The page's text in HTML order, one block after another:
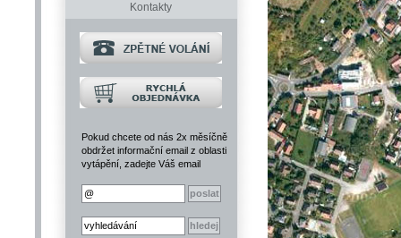
Kontakty
Pokud chcete od nás 2x měsíčně
obdržet informační email z oblasti
vytápění, zadejte Váš email